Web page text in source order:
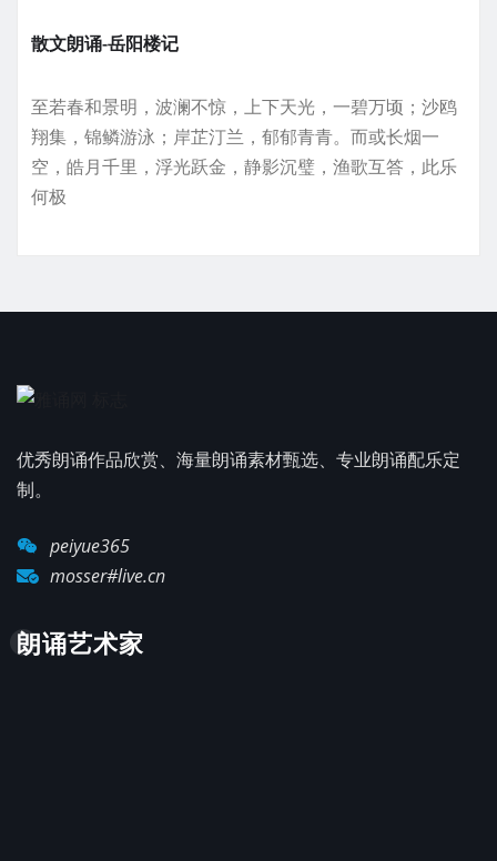
散文朗诵-岳阳楼记
至若春和景明，波澜不惊，上下天光，一碧万顷；沙鸥
翔集，锦鳞游泳；岸芷汀兰，郁郁青青。而或长烟一
空，皓月千里，浮光跃金，静影沉璧，渔歌互答，此乐
何极
优秀朗诵作品欣赏、海量朗诵素材甄选、专业朗诵配乐定
制。
peiyue365
mosser#live.cn
朗诵艺术家